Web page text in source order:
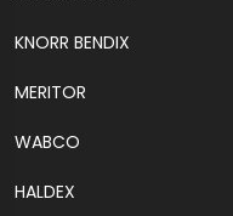
KNORR BENDIX
MERITOR
WABCO
HALDEX